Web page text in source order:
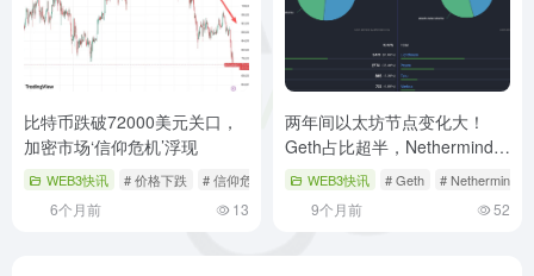
比特币跌破72000美元关口，
加密市场‘信仰危机’浮现
WEB3快讯 # 价格下跌 # 信仰危机 # 全球市场
6个月前 13
两年间以太坊节点变化大！
Geth占比超半，Nethermind紧
随其后？
WEB3快讯 # Geth # Nethermind
9个月前 52